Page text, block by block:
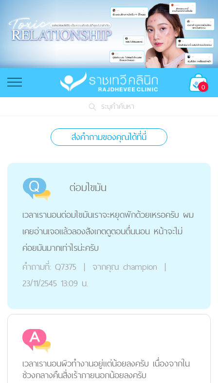
0
ระบุคำค้นหา
ส่งคำถามของคุณได้ที่นี่
ต่อมไขมัน
เวลาเรานอนต่อมไขมันเราจะหยุดพักด้วยเหรอครับ ผม
เคยอ่านเจอแล้วลองสังเกตดูตอนตื่นนอน หน้าจะไม่
ค่อยมันมากเท่าไรน่ะครับ
คำถามที่: Q7375 | จากคุณ champion |
23/11/2545 13:09 น.
เวลาเรานอนผิวทำงานอยู่แต่น้อยลงครับ เนื่องจากใน
ช่วงกลางคืนสิ่งเร้าภายนอกน้อยลงครับ